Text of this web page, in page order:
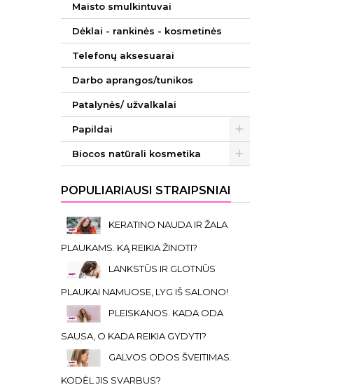
Maisto smulkintuvai
Dėklai - rankinės - kosmetinės
Telefonų aksesuarai
Darbo aprangos/tunikos
Patalynės/ užvalkalai
Papildai
Biocos natūrali kosmetika
POPULIARIAUSI STRAIPSNIAI
KERATINO NAUDA IR ŽALA
PLAUKAMS. KĄ REIKIA ŽINOTI?
LANKSTŪS IR GLOTNŪS
PLAUKAI NAMUOSE, LYG IŠ SALONO!
PLEISKANOS. KADA ODA
SAUSA, O KADA REIKIA GYDYTI?
GALVOS ODOS ŠVEITIMAS.
KODĖL JIS SVARBUS?